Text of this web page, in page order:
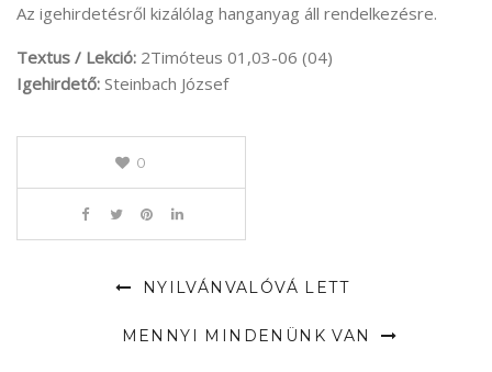
Az igehirdetésről kizálólag hanganyag áll rendelkezésre.
Textus / Lekció: 2Timóteus 01,03-06 (04)
Igehirdető: Steinbach József
0
NYILVÁNVALÓVÁ LETT
MENNYI MINDENÜNK VAN